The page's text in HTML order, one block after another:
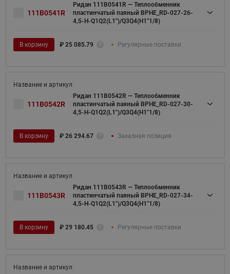
111B0541R
Ридан 111B0541R — Теплообменник
пластинчатый паяный BPHE_RD-027-26-
4,5-H-Q1Q2(L1")/Q3Q4(H1"1/8)
В корзину ₽ 25 085.79 Регулярные поставки
111B0542R
Ридан 111B0542R — Теплообменник
пластинчатый паяный BPHE_RD-027-30-
4,5-H-Q1Q2(L1")/Q3Q4(H1"1/8)
В корзину ₽ 26 294.67 Заказная позиция
111B0543R
Ридан 111B0543R — Теплообменник
пластинчатый паяный BPHE_RD-027-34-
4,5-H-Q1Q2(L1")/Q3Q4(H1"1/8)
В корзину ₽ 29 180.45 Регулярные поставки